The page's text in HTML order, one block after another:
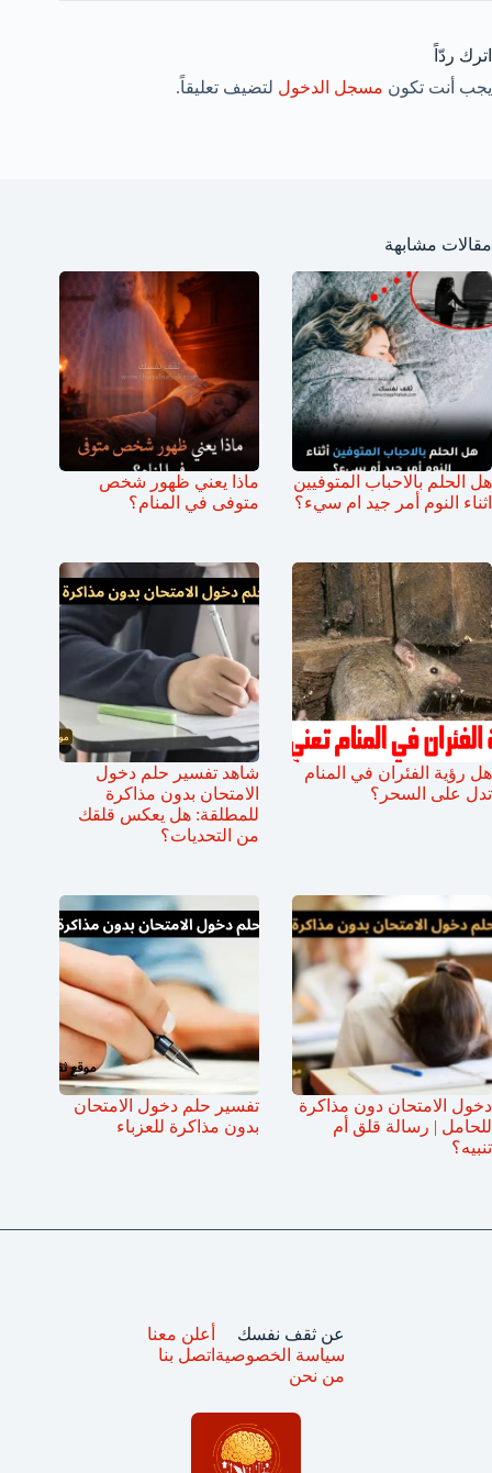
اترك ردّاً
يجب أنت تكون مسجل الدخول لتضيف تعليقاً.
مقالات مشابهة
هل الحلم بالاحباب المتوفيين
اثناء النوم أمر جيد ام سيء؟
ماذا يعني ظهور شخص
متوفى في المنام؟
هل رؤية الفئران في المنام
تدل على السحر؟
شاهد تفسير حلم دخول
الامتحان بدون مذاكرة
للمطلقة: هل يعكس قلقك
من التحديات؟
دخول الامتحان دون مذاكرة
للحامل | رسالة قلق أم
تنبيه؟
تفسير حلم دخول الامتحان
بدون مذاكرة للعزباء
عن ثقف نفسك
سياسة الخصوصية
من نحن
أعلن معنا
اتصل بنا